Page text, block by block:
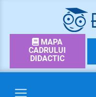
MAPA
CADRULUI
DIDACTIC